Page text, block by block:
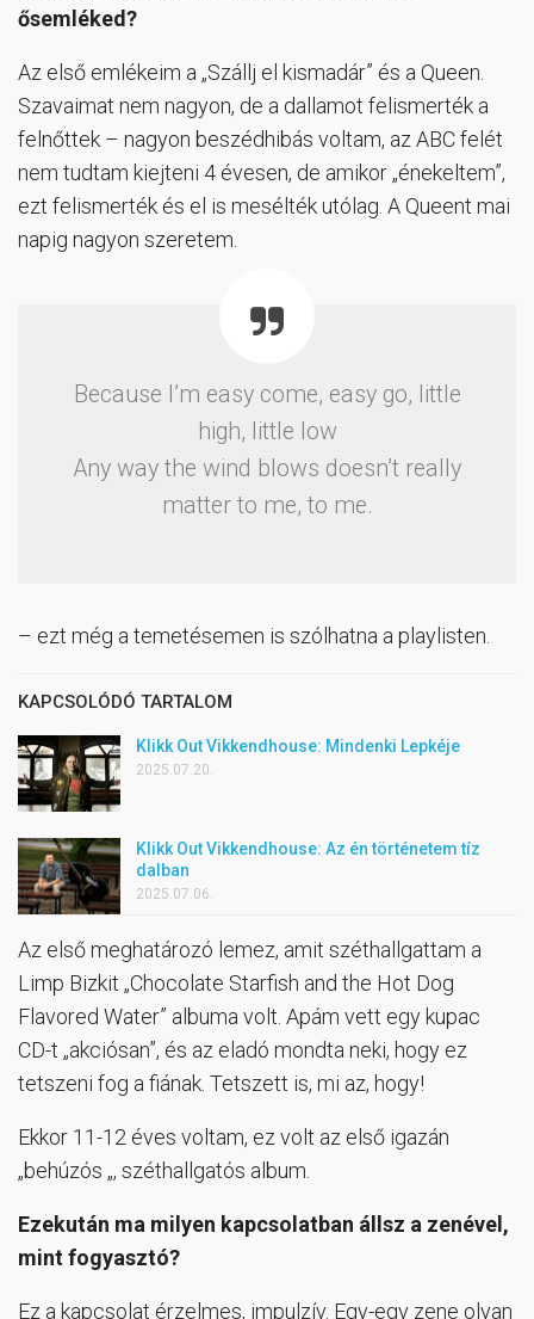
ősemléked?
Az első emlékeim a „Szállj el kismadár” és a Queen.
Szavaimat nem nagyon, de a dallamot felismerték a
felnőttek – nagyon beszédhibás voltam, az ABC felét
nem tudtam kiejteni 4 évesen, de amikor „énekeltem”,
ezt felismerték és el is mesélték utólag. A Queent mai
napig nagyon szeretem.
Because I’m easy come, easy go, little
high, little low
Any way the wind blows doesn’t really
matter to me, to me.
– ezt még a temetésemen is szólhatna a playlisten.
KAPCSOLÓDÓ TARTALOM
Klikk Out Vikkendhouse: Mindenki Lepkéje
2025.07.20.
Klikk Out Vikkendhouse: Az én történetem tíz
dalban
2025.07.06.
Az első meghatározó lemez, amit széthallgattam a
Limp Bizkit „Chocolate Starfish and the Hot Dog
Flavored Water” albuma volt. Apám vett egy kupac
CD-t „akciósan”, és az eladó mondta neki, hogy ez
tetszeni fog a fiának. Tetszett is, mi az, hogy!
Ekkor 11-12 éves voltam, ez volt az első igazán
„behúzós „, széthallgatós album.
Ezekután ma milyen kapcsolatban állsz a zenével,
mint fogyasztó?
Ez a kapcsolat érzelmes, impulzív. Egy-egy zene olyan